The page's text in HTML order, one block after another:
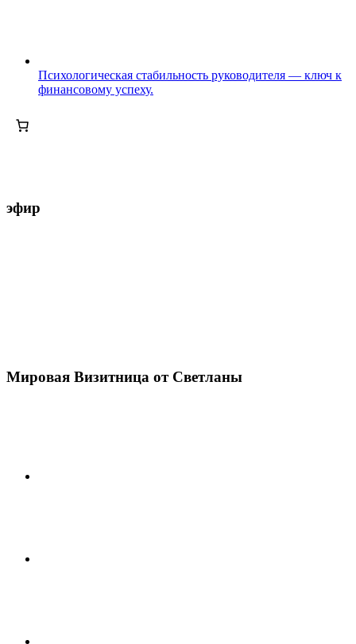
Психологическая стабильность руководителя — ключ к
финансовому успеху.
эфир
Мировая Визитница от Светланы